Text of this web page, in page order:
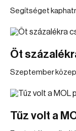
Segítséget
Öt
Szeptember
Tűz volt a